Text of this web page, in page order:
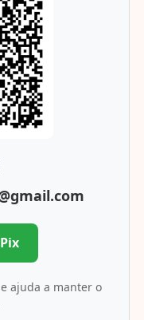
ajuda a manter o